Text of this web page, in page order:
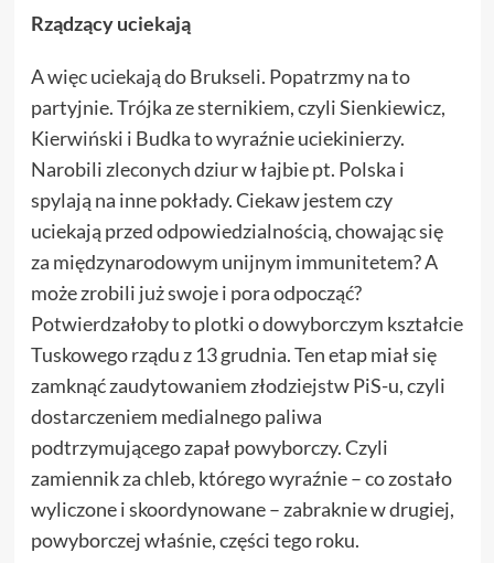
Rządzący uciekają
A więc uciekają do Brukseli. Popatrzmy na to
partyjnie. Trójka ze sternikiem, czyli Sienkiewicz,
Kierwiński i Budka to wyraźnie uciekinierzy.
Narobili zleconych dziur w łajbie pt. Polska i
spylają na inne pokłady. Ciekaw jestem czy
uciekają przed odpowiedzialnością, chowając się
za międzynarodowym unijnym immunitetem? A
może zrobili już swoje i pora odpocząć?
Potwierdzałoby to plotki o dowyborczym kształcie
Tuskowego rządu z 13 grudnia. Ten etap miał się
zamknąć zaudytowaniem złodziejstw PiS-u, czyli
dostarczeniem medialnego paliwa
podtrzymującego zapał powyborczy. Czyli
zamiennik za chleb, którego wyraźnie – co zostało
wyliczone i skoordynowane – zabraknie w drugiej,
powyborczej właśnie, części tego roku.